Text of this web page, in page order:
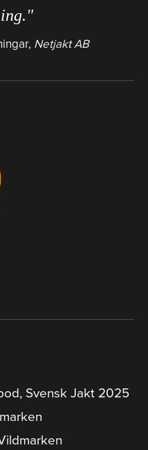
Netjakt AB
Svensk Jakt 2025